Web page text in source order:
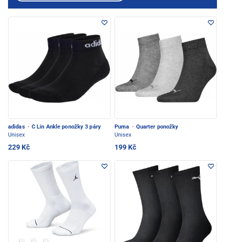
adidas · C Lin Ankle ponožky 3 páry
Unisex
229 Kč
Puma · Quarter ponožky
Unisex
199 Kč